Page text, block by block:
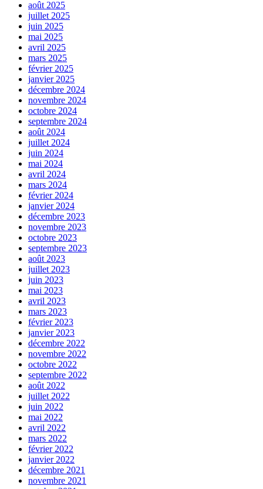
août 2025
juillet 2025
juin 2025
mai 2025
avril 2025
mars 2025
février 2025
janvier 2025
décembre 2024
novembre 2024
octobre 2024
septembre 2024
août 2024
juillet 2024
juin 2024
mai 2024
avril 2024
mars 2024
février 2024
janvier 2024
décembre 2023
novembre 2023
octobre 2023
septembre 2023
août 2023
juillet 2023
juin 2023
mai 2023
avril 2023
mars 2023
février 2023
janvier 2023
décembre 2022
novembre 2022
octobre 2022
septembre 2022
août 2022
juillet 2022
juin 2022
mai 2022
avril 2022
mars 2022
février 2022
janvier 2022
décembre 2021
novembre 2021